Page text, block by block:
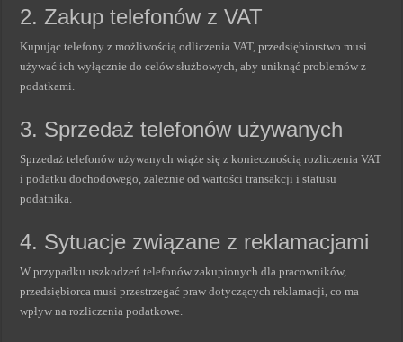
2. Zakup telefonów z VAT
Kupując telefony z możliwością odliczenia VAT, przedsiębiorstwo musi
używać ich wyłącznie do celów służbowych, aby uniknąć problemów z
podatkami.
3. Sprzedaż telefonów używanych
Sprzedaż telefonów używanych wiąże się z koniecznością rozliczenia VAT
i podatku dochodowego, zależnie od wartości transakcji i statusu
podatnika.
4. Sytuacje związane z reklamacjami
W przypadku uszkodzeń telefonów zakupionych dla pracowników,
przedsiębiorca musi przestrzegać praw dotyczących reklamacji, co ma
wpływ na rozliczenia podatkowe.